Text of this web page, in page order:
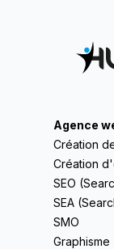
Agence
Création
Création
SEO
SEA
SMO
Graphisme